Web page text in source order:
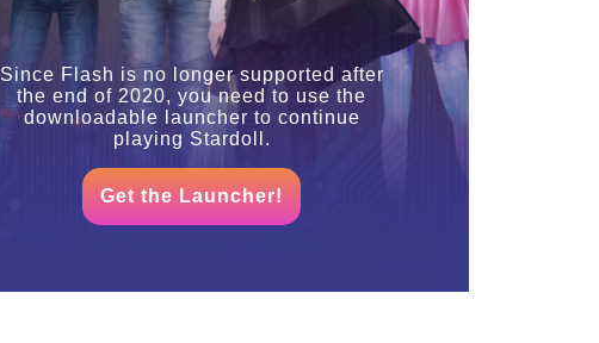
Since Flash is no longer supported after
the end of 2020, you need to use the
downloadable launcher to continue
playing Stardoll.
Get the Launcher!